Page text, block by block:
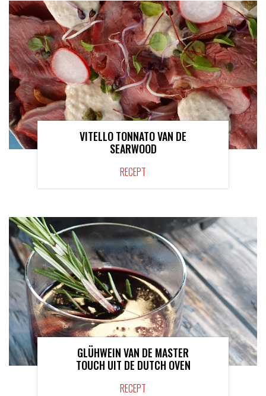
VITELLO TONNATO VAN DE
SEARWOOD
RECEPT
GLÜHWEIN VAN DE MASTER
TOUCH UIT DE DUTCH OVEN
RECEPT